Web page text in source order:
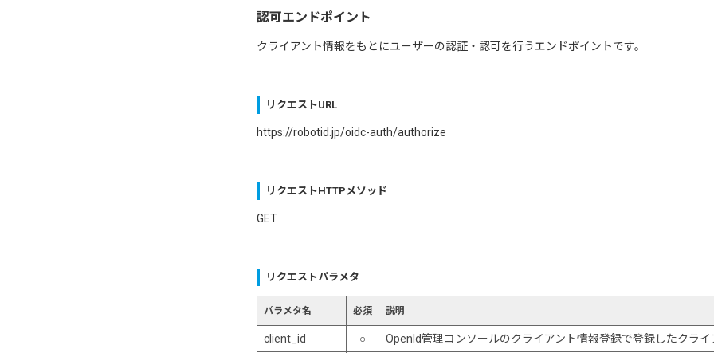
認可エンドポイント
クライアント情報をもとにユーザーの認証・認可を行うエンドポイントです。
リクエストURL
https://robotid.jp/oidc-auth/authorize
リクエストHTTPメソッド
GET
リクエストパラメタ
パラメタ名 必須 説明
client_id ○ OpenId管理コンソールのクライアント情報登録で登録したクライ